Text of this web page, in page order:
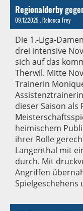
Regionalderby
09.12.2025, Rebecca Frey
Die 1.-Liga-
drei intensive
sich auf das
Therwil. Mitte
Trainerin
dieser Saison als
heimischem
ihrer Rolle
Langenthal mit
durch. Mit
Angriffen